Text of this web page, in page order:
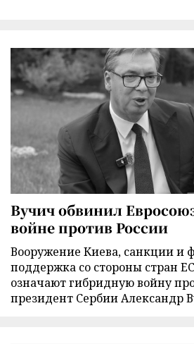
Вучич обвинил
войне против России
Вооружение Киева, санкции и
поддержка со стороны стран
означают гибридную войну
президент Сербии Александр